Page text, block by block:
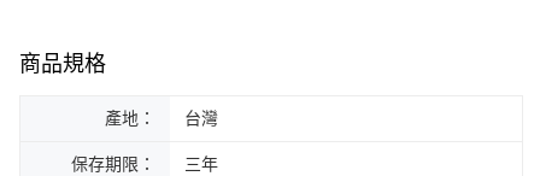
商品規格
產地： 台灣
保存期限： 三年